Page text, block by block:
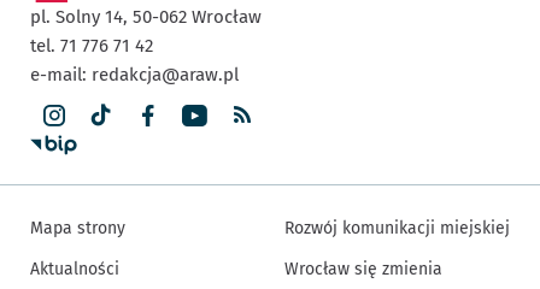
pl. Solny 14, 50-062 Wrocław
tel. 71 776 71 42
e-mail: redakcja@araw.pl
Mapa strony
Aktualności
Rozwój komunikacji miejskiej
Wrocław się zmienia